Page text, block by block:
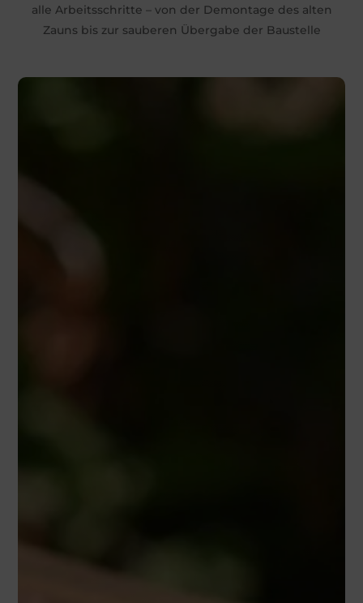
alle Arbeitsschritte – von der Demontage des alten
Zauns bis zur sauberen Übergabe der Baustelle